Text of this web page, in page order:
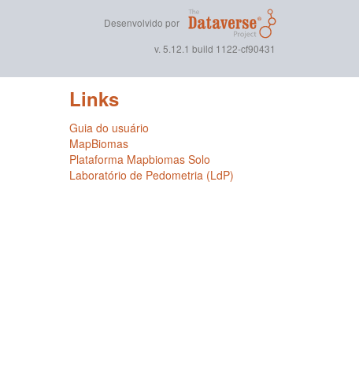
Desenvolvido por
v. 5.12.1 build 1122-cf90431
Links
Guia do usuário
MapBiomas
Plataforma Mapbiomas Solo
Laboratório de Pedometria (LdP)